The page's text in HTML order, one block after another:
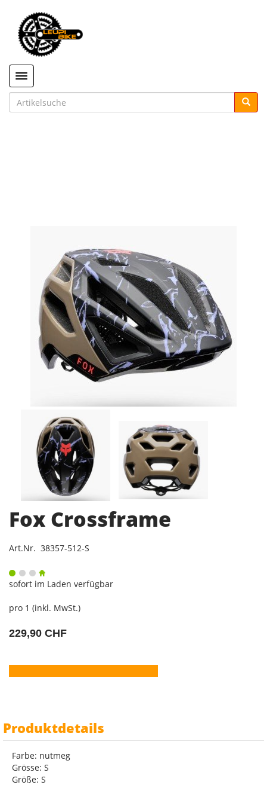
Toggle navigation
Fox Crossframe
Art.Nr. 38357-512-S
sofort im Laden verfügbar
pro 1 (inkl. MwSt.)
229,90 CHF
Produktdetails
Farbe: nutmeg
Grösse: S
Größe: S